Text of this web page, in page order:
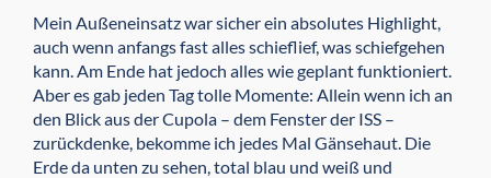
Mein Außeneinsatz war sicher ein absolutes Highlight,
auch wenn anfangs fast alles schieflief, was schiefgehen
kann. Am Ende hat jedoch alles wie geplant funktioniert.
Aber es gab jeden Tag tolle Momente: Allein wenn ich an
den Blick aus der Cupola – dem Fenster der ISS –
zurückdenke, bekomme ich jedes Mal Gänsehaut. Die
Erde da unten zu sehen, total blau und weiß und